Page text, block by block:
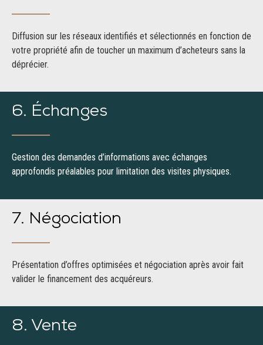
Diffusion sur les réseaux identifiés et sélectionnés en fonction de
votre propriété afin de toucher un maximum d’acheteurs sans la
déprécier.
6. Échanges
Gestion des demandes d’informations avec échanges
approfondis préalables pour limitation des visites physiques.
7. Négociation
Présentation d’offres optimisées et négociation après avoir fait
valider le financement des acquéreurs.
8. Vente